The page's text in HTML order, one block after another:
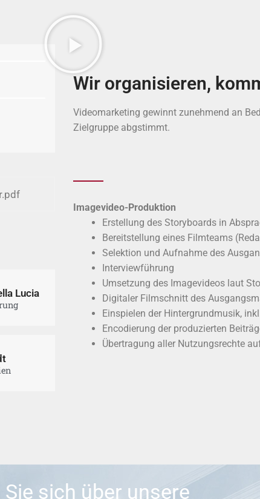
Lucia
Wir organisieren,
Videomarketing gewinnt zunehmend an
Zielgruppe abgstimmt.
Imagevideo-Produktion
Erstellung des Storyboards in
Bereitstellung eines Filmteams
Selektion und Aufnahme des
Interviewführung
Umsetzung des Imagevideos laut
Digitaler Filmschnitt des
Einspielen der Hintergrundmusik,
Encodierung der produzierten
Übertragung aller Nutzungsrechte
sich über unsere